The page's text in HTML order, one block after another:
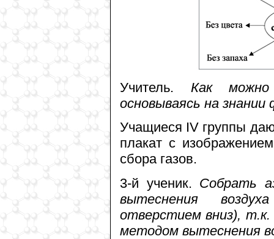
Учитель. Как можно
основываясь на знании
Учащиеся IV группы
плакат с
сбора газов.
3-й ученик. Собрать
вытеснения
отверстием вниз), т.к.
методом вытеснения